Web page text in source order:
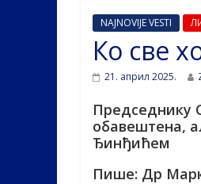
NAJNOVIJE VESTI
Ко све
21. април 2025.
Председнику
обавештена,
Ђинђићем
Пише: Др